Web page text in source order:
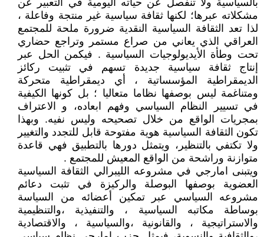
بالسياسية ولا تنفصل عن حياته اليومية في التعبير عن
مشكلاته عبرها؛ لكنها ثقافة سياسية غير منتجة وفاعلة ،
لذا تعد الثقافة السياسية النقدية ضرورة ملحة للمجتمع
العراقي الذي يعاني من صراع مستمر وتراجع حضاري
تحت وطأة الأيديولوجيات السياسية . فيكمن الحل عبر
إنتاج ثقافة سياسية جديدة تسهم في تثبيت ركائز
الديمقراطية المؤسساتية ، أي ديمقراطية متحركة
ومتناغمة ليس بوصفها نظاما متعاليا ؛ بل كونها الكيفية
في تسيير النظام السياسي وفهم ابعاده، و الاعتراف
بمجريات الواقع من خلال تصحيحه وليس نفيه. وبهذا
تكون الثقافة السياسية هوية مفتوحة قابل للتجدد والتغيير
ولا تكتفي بالتنظير، ويتمثل دورها بالتطبيق فهي قاعدة
متوازنة وراشحة من الواقع المعيش للمجتمع .
ويتبنى امارجي في مشروعه الليبرالي الثقافة السياسية
العضوية بوصفها البوصلة والركيزة في تثبت دعائم
مشروعه السياسي عبر تمكين أعضائه من السياسة
بوساطة مكاتبه السياسية ، والتنفيذية ،والتنظيمية
والاستراتيجية ، والقانونية ،والسياسية ، والاقتصادية